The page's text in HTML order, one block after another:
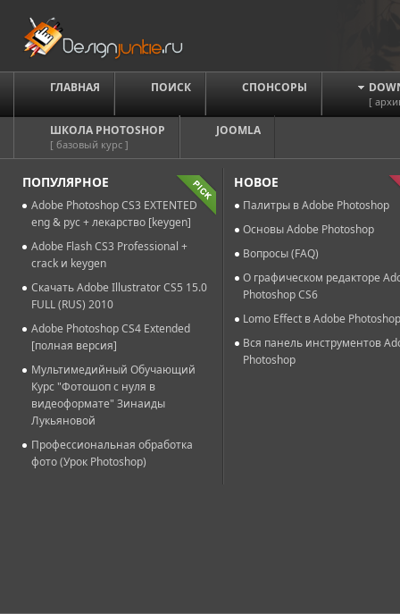
ГЛАВНАЯ ПОИСК СПОНСОРЫ
[
ШКОЛА PHOTOSHOP
[ базовый курс ]
JOOMLA
ПОПУЛЯРНОЕ
Adobe Photoshop CS3 EXTENTED
eng & рус + лекарство [keygen]
Adobe Flash CS3 Professional +
crack и keygen
Скачать Adobe Illustrator CS5 15.0
FULL (RUS) 2010
Adobe Photoshop CS4 Extended
[полная версия]
Мультимедийный Обучающий
Курс "Фотошоп с нуля в
видеоформате" Зинаиды
Лукьяновой
Профессиональная обработка
фото (Урок Photoshop)
НОВОЕ
Палитры в Adobe Photoshop
Основы Adobe Photoshop
Вопросы (FAQ)
О графическом редакторе
Photoshop CS6
Lomo Effect в Adobe
Вся панель инструментов
Photoshop